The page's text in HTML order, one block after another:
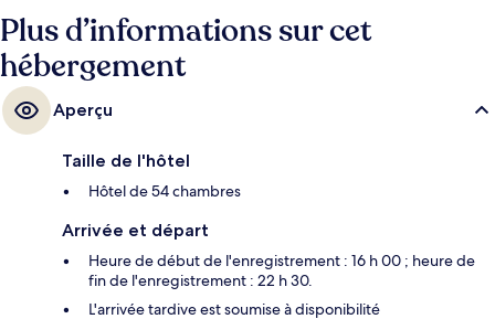
Plus d’informations sur cet
hébergement
Aperçu
Taille de l'hôtel
Hôtel de 54 chambres
Arrivée et départ
Heure de début de l'enregistrement : 16 h 00 ; heure de
fin de l'enregistrement : 22 h 30.
L'arrivée tardive est soumise à disponibilité